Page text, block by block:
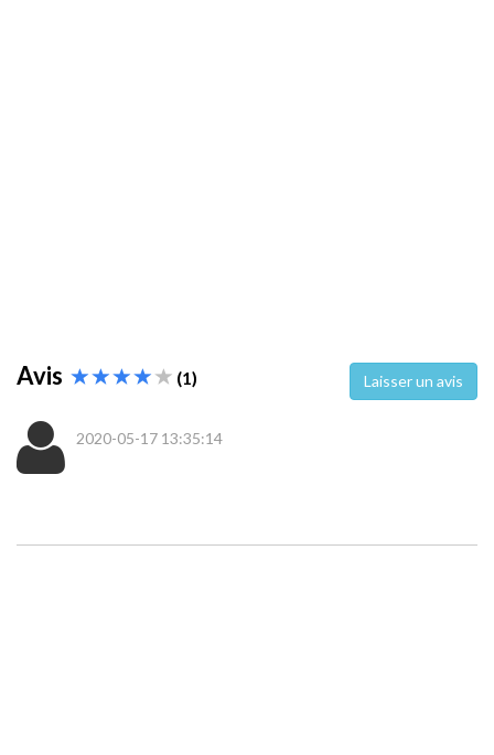
Avis (1) Laisser un avis
2020-05-17 13:35:14